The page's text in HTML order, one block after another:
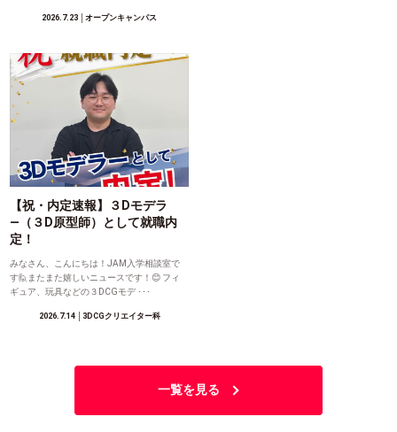
2026.7.23 │オープンキャンパス
【祝・内定速報】３Dモデラ
―（３D原型師）として就職内
定！
みなさん、こんにちは！JAM入学相談室で
す🙋またまた嬉しいニュースです！😊 フィ
ギュア、玩具などの３DCGモデ ･･･
2026.7.14│3DCGクリエイター科
一覧を見る